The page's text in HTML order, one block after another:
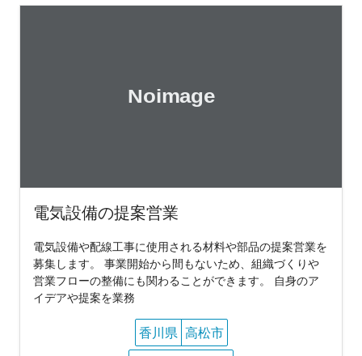
電気設備の提案営業
電気設備や配線工事に使用される材料や部品の提案営業を
募集します。 事業開始から間もないため、組織づくりや
営業フローの整備にも関わることができます。 自身のア
イデアや提案を業務
香川県 高松市